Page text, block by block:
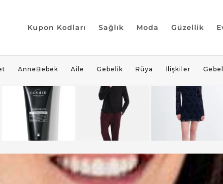
Kupon Kodları Sağlık Moda Güzellik
AnneBebek Aile Gebelik Rüya İlişkiler